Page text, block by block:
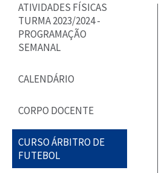
ATIVIDADES FÍSICAS
TURMA 2023/2024 -
PROGRAMAÇÃO
SEMANAL
CALENDÁRIO
CORPO DOCENTE
CURSO ÁRBITRO DE
FUTEBOL